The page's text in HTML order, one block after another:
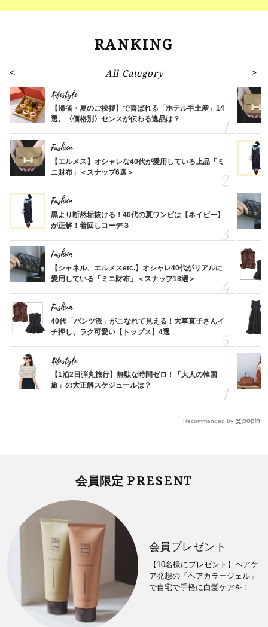
RANKING
All Category
Lifestyle
【帰省・夏のご挨拶】で喜ばれる「ホテル手土産」14
選。〈価格別〉センスが伝わる逸品は？
Fashion
【エルメス】オシャレな40代が愛用している上品「ミ
ニ財布」＜スナップ6選＞
Fashion
黒より断然垢抜ける！40代の夏ワンピは【ネイビー】
が正解！着回しコーデ３
Fashion
【シャネル、エルメスetc.】オシャレ40代がリアルに
愛用している「ミニ財布」＜スナップ18選＞
Fashion
40代「パンツ派」がこなれて見える！大草直子さんイ
チ押し、ラク可愛い【トップス】4選
Lifestyle
【1泊2日弾丸旅行】無駄な時間ゼロ！「大人の韓国
旅」の大正解スケジュールは？
Recommended by
会員限定 PRESENT
会員プレゼント
【10名様にプレゼント】ヘアケ
ア発想の「ヘアカラージェル」
で自宅で手軽に白髪ケアを！